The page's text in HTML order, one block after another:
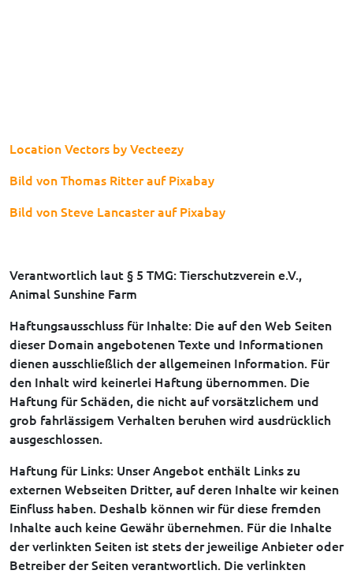
Location Vectors by Vecteezy
Bild von Thomas Ritter auf Pixabay
Bild von Steve Lancaster auf Pixabay
Verantwortlich laut § 5 TMG: Tierschutzverein e.V.,
Animal Sunshine Farm
Haftungsausschluss für Inhalte: Die auf den Web Seiten
dieser Domain angebotenen Texte und Informationen
dienen ausschließlich der allgemeinen Information. Für
den Inhalt wird keinerlei Haftung übernommen. Die
Haftung für Schäden, die nicht auf vorsätzlichem und
grob fahrlässigem Verhalten beruhen wird ausdrücklich
ausgeschlossen.
Haftung für Links: Unser Angebot enthält Links zu
externen Webseiten Dritter, auf deren Inhalte wir keinen
Einfluss haben. Deshalb können wir für diese fremden
Inhalte auch keine Gewähr übernehmen. Für die Inhalte
der verlinkten Seiten ist stets der jeweilige Anbieter oder
Betreiber der Seiten verantwortlich. Die verlinkten